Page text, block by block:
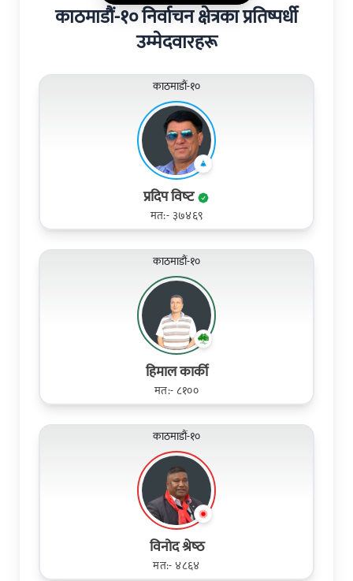
काठमाडौं-१० निर्वाचन क्षेत्रका प्रतिष्पर्धी
उम्मेदवारहरू
काठमाडौं-१०
प्रदिप विष्‍ट
मत:- ३७४६९
काठमाडौं-१०
हिमाल कार्की
मत:- ८१००
काठमाडौं-१०
विनोद श्रेष्‍ठ
मत:- ४८६४